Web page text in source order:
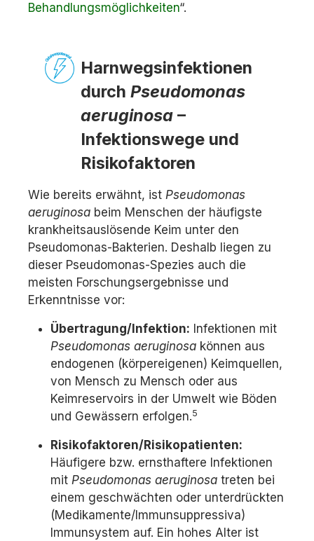
Behandlungsmöglichkeiten“.
Harnwegsinfektionen
durch Pseudomonas
aeruginosa –
Infektionswege und
Risikofaktoren
Wie bereits erwähnt, ist Pseudomonas
aeruginosa beim Menschen der häufigste
krankheitsauslösende Keim unter den
Pseudomonas-Bakterien. Deshalb liegen zu
dieser Pseudomonas-Spezies auch die
meisten Forschungsergebnisse und
Erkenntnisse vor:
Übertragung/Infektion: Infektionen mit
Pseudomonas aeruginosa können aus
endogenen (körpereigenen) Keimquellen,
von Mensch zu Mensch oder aus
Keimreservoirs in der Umwelt wie Böden
und Gewässern erfolgen.5
Risikofaktoren/Risikopatienten:
Häufigere bzw. ernsthaftere Infektionen
mit Pseudomonas aeruginosa treten bei
einem geschwächten oder unterdrückten
(Medikamente/Immunsuppressiva)
Immunsystem auf. Ein hohes Alter ist